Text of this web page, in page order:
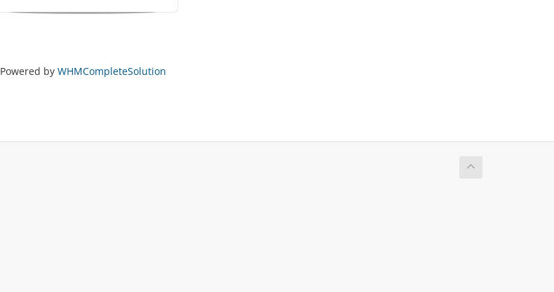
Powered by WHMCompleteSolution